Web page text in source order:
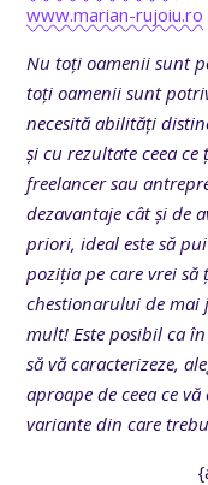
www.marian-rujoiu.ro
Nu toți oamenii sunt
toți oamenii sunt
necesită abilități
și cu rezultate ceea
freelancer sau
dezavantaje cât și de
priori, ideal este să
poziția pe care vrei
chestionarului de mai
mult! Este posibil ca
să vă caracterizeze,
aproape de ceea ce
variante din care